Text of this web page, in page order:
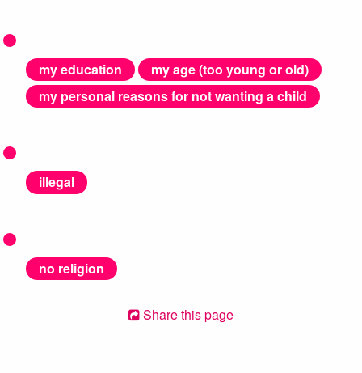
my education
my age (too young or old)
my personal reasons for not wanting a child
illegal
no religion
Share this page